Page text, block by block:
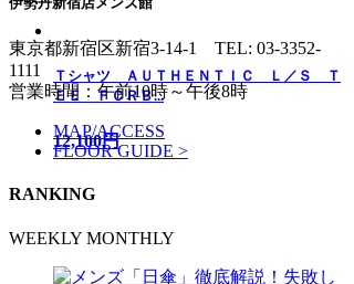
Ｔシャツ ＡＵＴＨＥＮＴＩＣ Ｌ／Ｓ Ｔ
ＥＥ ＦＣＲＢ...
12,100円
東京都新宿区新宿3-14-1 TEL: 03-3352-
1111
営業時間：午前10時～午後8時
MAP/ACCESS
FLOOR GUIDE >
RANKING
WEEKLY MONTHLY